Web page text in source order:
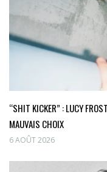
“SHIT KICKER” : LUCY
MAUVAIS CHOIX
6 AOÛT 2026